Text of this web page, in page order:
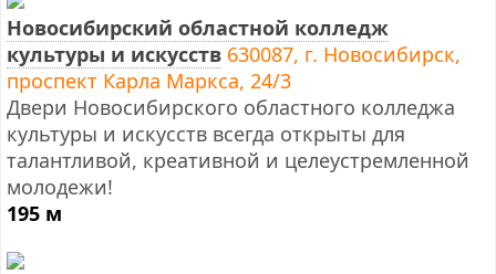
Новосибирский областной колледж
культуры и искусств 630087, г. Новосибирск,
проспект Карла Маркса, 24/3
Двери Новосибирского областного колледжа
культуры и искусств всегда открыты для
талантливой, креативной и целеустремленной
молодежи!
195 м